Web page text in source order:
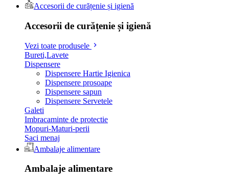
Accesorii de curățenie și igienă
Accesorii de curățenie și igienă
Vezi toate produsele
Bureti,Lavete
Dispensere
Dispensere Hartie Igienica
Dispensere prosoape
Dispensere sapun
Dispensere Servetele
Galeti
Imbracaminte de protectie
Mopuri-Maturi-perii
Saci menaj
Ambalaje alimentare
Ambalaje alimentare